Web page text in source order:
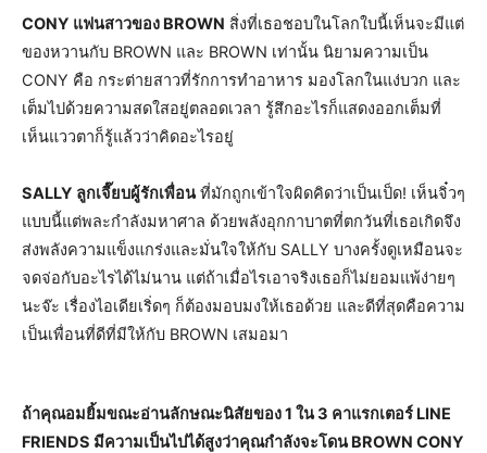
CONY แฟนสาวของ BROWN สิ่งที่เธอชอบในโลกใบนี้เห็นจะมีแต่
ของหวานกับ BROWN และ BROWN เท่านั้น นิยามความเป็น
CONY คือ กระต่ายสาวที่รักการทำอาหาร มองโลกในแง่บวก และ
เต็มไปด้วยความสดใสอยู่ตลอดเวลา รู้สึกอะไรก็แสดงออกเต็มที่
เห็นแววตาก็รู้แล้วว่าคิดอะไรอยู่
SALLY ลูกเจี๊ยบผู้รักเพื่อน ที่มักถูกเข้าใจผิดคิดว่าเป็นเป็ด! เห็นจิ๋วๆ
แบบนี้แต่พละกำลังมหาศาล ด้วยพลังอุกกาบาตที่ตกวันที่เธอเกิดจึง
ส่งพลังความแข็งแกร่งและมั่นใจให้กับ SALLY บางครั้งดูเหมือนจะ
จดจ่อกับอะไรได้ไม่นาน แต่ถ้าเมื่อไรเอาจริงเธอก็ไม่ยอมแพ้ง่ายๆ
นะจ๊ะ เรื่องไอเดียเริ่ดๆ ก็ต้องมอบมงให้เธอด้วย และดีที่สุดคือความ
เป็นเพื่อนที่ดีที่มีให้กับ BROWN เสมอมา
ถ้าคุณอมยิ้มขณะอ่านลักษณะนิสัยของ 1 ใน 3 คาแรกเตอร์ LINE
FRIENDS มีความเป็นไปได้สูงว่าคุณกำลังจะโดน BROWN CONY